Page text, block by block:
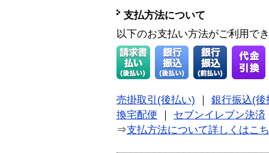
支払方法について
以下のお支払い方法がご利用で
売掛取引(後払い)
銀行振込(後
換宅配便
セブンイレブン決済
⇒支払方法について詳しくはこ